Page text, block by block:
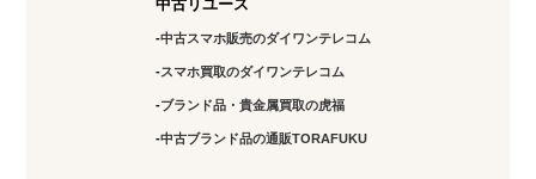
中古リユース
中古スマホ販売のダイワンテレコム
スマホ買取のダイワンテレコム
ブランド品・貴金属買取の虎福
中古ブランド品の通販TORAFUKU